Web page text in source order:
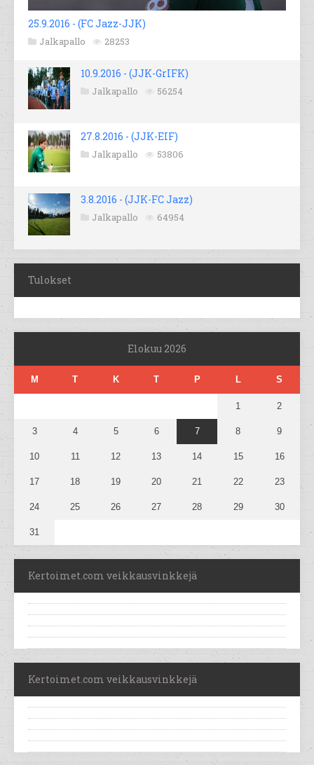
25.9.2016 - (FC Jazz-JJK)
Jalkapallo 28253
10.9.2016 - (JJK-GrIFK)
Jalkapallo 56254
27.8.2016 - (JJK-EIF)
Jalkapallo 53806
3.8.2016 - (JJK-FC Jazz)
Jalkapallo 64954
Tulokset
Elokuu 2026
M T K T P L S
1 2
3 4 5 6 7 8 9
10 11 12 13 14 15 16
17 18 19 20 21 22 23
24 25 26 27 28 29 30
31
Kertoimet.com veikkausvinkkejä
Kertoimet.com veikkausvinkkejä